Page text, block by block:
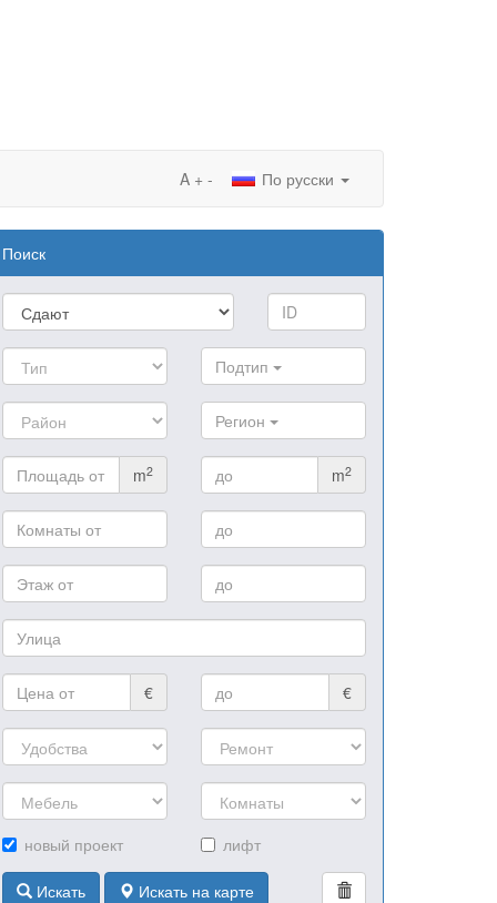
По русски
A + -
Поиск
Подтип
Регион
m2 m2
€ €
новый проект лифт
Искать Искать на карте